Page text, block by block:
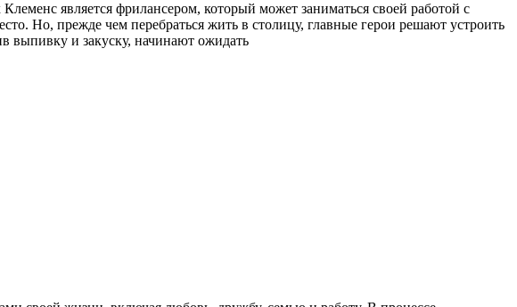
является фрилансером, который может заниматься своей работой с
Но, прежде чем перебраться жить в столицу, главные герои решают устроить
выпивку и закуску, начинают ожидать